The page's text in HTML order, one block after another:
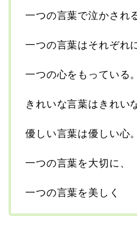
一つの言葉で泣かされ
一つの言葉はそれぞれ
一つの心をもっている。
きれいな言葉はきれい
優しい言葉は優しい心。
一つの言葉を大切に、
一つの言葉を美しく